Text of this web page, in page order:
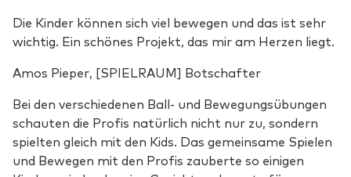
Die Kinder können sich viel bewegen und das ist sehr
wichtig. Ein schönes Projekt, das mir am Herzen liegt.
Amos Pieper, [SPIELRAUM] Botschafter
Bei den verschiedenen Ball- und Bewegungsübungen
schauten die Profis natürlich nicht nur zu, sondern
spielten gleich mit den Kids. Das gemeinsame Spielen
und Bewegen mit den Profis zauberte so einigen